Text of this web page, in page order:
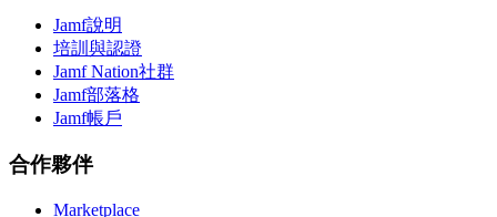
Jamf說明
培訓與認證
Jamf Nation社群
Jamf部落格
Jamf帳戶
合作夥伴
Marketplace